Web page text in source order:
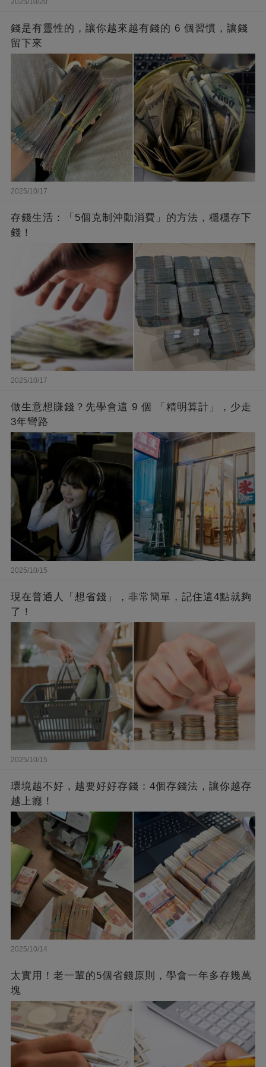
2025/10/20
錢是有靈性的，讓你越來越有錢的 6 個習慣，讓錢
留下來
2025/10/17
存錢生活：「5個克制沖動消費」的方法，穩穩存下
錢！
2025/10/17
做生意想賺錢？先學會這 9 個 「精明算計」，少走
3年彎路
2025/10/15
現在普通人「想省錢」，非常簡單，記住這4點就夠
了！
2025/10/15
環境越不好，越要好好存錢：4個存錢法，讓你越存
越上癮！
2025/10/14
太實用！老一輩的5個省錢原則，學會一年多存幾萬
塊